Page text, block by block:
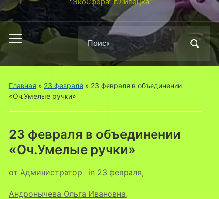
Переключить
меню
Поиск
по:
Главная » 23 февраля » 23 февраля в объединении
«Оч.Умелые ручки»
23 февраля в объединении
«Оч.Умелые ручки»
от Администратор in 23 февраля,
Андронычева Ольга Ивановна,